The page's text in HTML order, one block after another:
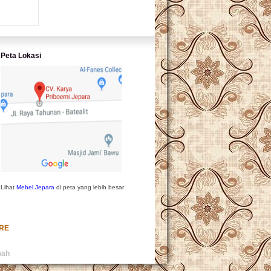
Peta Lokasi
Lihat Mebel Jepara di peta yang lebih besar